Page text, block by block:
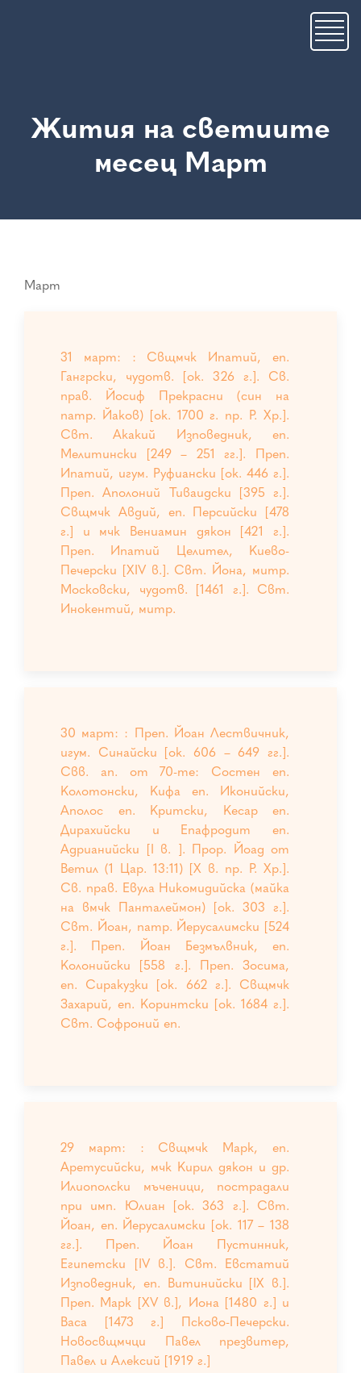
Жития на светиите
месец Март
Март
31 март: : Свщмчк Ипатий, еп.
Гангрски, чудотв. [ок. 326 г.]. Св.
прав. Йосиф Прекрасни (син на
патр. Йаков) [ок. 1700 г. пр. Р. Хр.].
Свт. Акакий Изповедник, еп.
Мелитински [249 – 251 гг.]. Преп.
Ипатий, игум. Руфиански [ок. 446 г.].
Преп. Аполоний Тиваидски [395 г.].
Свщмчк Авдий, еп. Персийски [478
г.] и мчк Вениамин дякон [421 г.].
Преп. Ипатий Целител, Киево-
Печерски [XIV в.]. Свт. Йона, митр.
Московски, чудотв. [1461 г.]. Свт.
Инокентий, митр.
30 март: : Преп. Йоан Лествичник,
игум. Синайски [ок. 606 – 649 гг.].
Свв. ап. от 70-те: Состен еп.
Колотонски, Кифа еп. Иконийски,
Аполос еп. Критски, Кесар еп.
Дирахийски и Епафродит еп.
Адрианийски [I в. ]. Прор. Йоад от
Ветил (1 Цар. 13:11) [Х в. пр. Р. Хр.].
Св. прав. Евула Никомидийска (майка
на вмчк Панталеймон) [ок. 303 г.].
Свт. Йоан, патр. Йерусалимски [524
г.]. Преп. Йоан Безмълвник, еп.
Колонийски [558 г.]. Преп. Зосима,
еп. Сиракузки [ок. 662 г.]. Свщмчк
Захарий, еп. Коринтски [ок. 1684 г.].
Свт. Софроний еп.
29 март: : Свщмчк Марк, еп.
Аретусийски, мчк Кирил дякон и др.
Илиополски мъченици, пострадали
при имп. Юлиан [ок. 363 г.]. Свт.
Йоан, еп. Йерусалимски [ок. 117 – 138
гг.]. Преп. Йоан Пустинник,
Египетски [IV в.]. Свт. Евстатий
Изповедник, еп. Витинийски [IX в.].
Преп. Марк [XV в.], Иона [1480 г.] и
Васа [1473 г.] Псково-Печерски.
Новосвщмчци Павел презвитер,
Павел и Алексий [1919 г.]